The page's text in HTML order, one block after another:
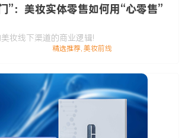
”：美妆实体零售如何用“心零售”
妆线下渠道的商业逻辑!
精选推荐,美妆前线